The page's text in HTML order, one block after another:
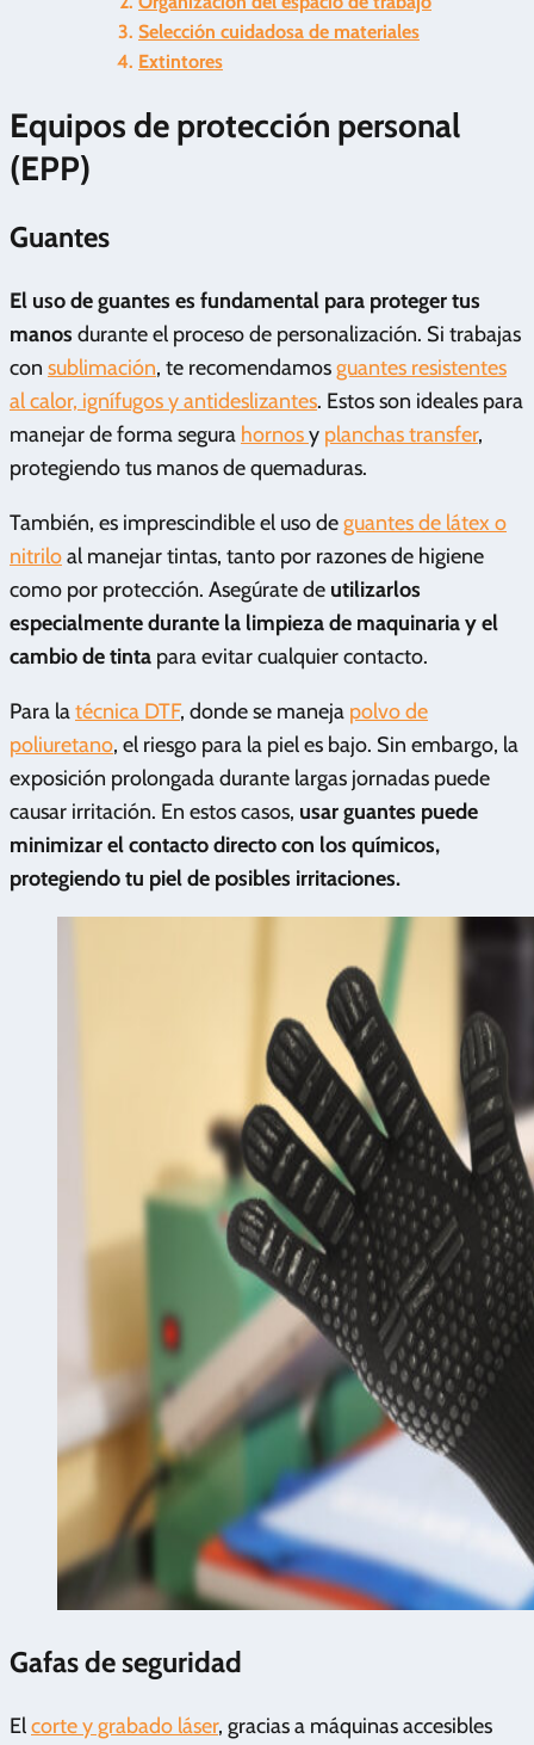
Selección cuidadosa de materiales
Extintores
Equipos de protección personal
(EPP)
Guantes
El uso de guantes es fundamental para proteger tus
manos durante el proceso de personalización. Si trabajas
con sublimación, te recomendamosguantes resistentes
al calor, ignífugos y antideslizantes. Estos son ideales para
manejar de forma segura hornosy planchas transfer,
protegiendo tus manos de quemaduras.
También, es imprescindible el uso deguantes de látex o
nitriloal manejar tintas, tanto por razones de higiene
como por protección. Asegúrate de utilizarlos
especialmente durante la limpieza de maquinaria y el
cambio de tinta para evitar cualquier contacto.
Para latécnica DTF, donde se maneja polvo de
poliuretano, el riesgo para la piel es bajo. Sin embargo, la
exposición prolongada durante largas jornadas puede
causar irritación. En estos casos, usar guantes puede
minimizar el contacto directo con los químicos,
protegiendo tu piel de posibles irritaciones.
Gafas de seguridad
Elcorte y grabado láser, gracias a máquinas accesibles